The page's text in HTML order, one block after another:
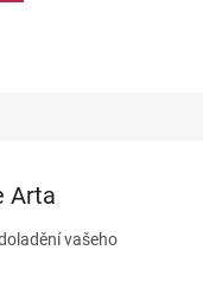
Arta
vašeho